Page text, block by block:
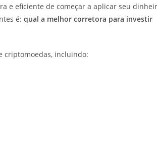
e eficiente de começar a aplicar seu
é: qual a melhor corretora para investir
criptomoedas, incluindo: